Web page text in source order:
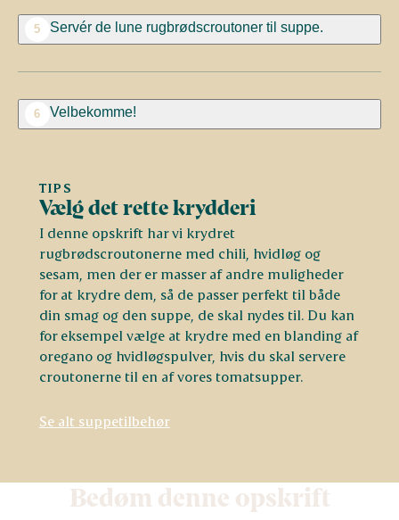
5 Servér de lune rugbrødscroutoner til suppe.
6 Velbekomme!
TIPS
Vælg det rette krydderi
I denne opskrift har vi krydret
rugbrødscroutonerne med chili, hvidløg og
sesam, men der er masser af andre muligheder
for at krydre dem, så de passer perfekt til både
din smag og den suppe, de skal nydes til. Du kan
for eksempel vælge at krydre med en blanding af
oregano og hvidløgspulver, hvis du skal servere
croutonerne til en af vores tomatsupper.
Se alt suppetilbehør
Bedøm denne opskrift